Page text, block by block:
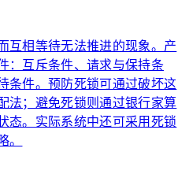
互相等待无法推进的现象。产
：互斥条件、请求与保持条
条件。预防死锁可通过破坏这
法；避免死锁则通过银行家算
态。实际系统中还可采用死锁